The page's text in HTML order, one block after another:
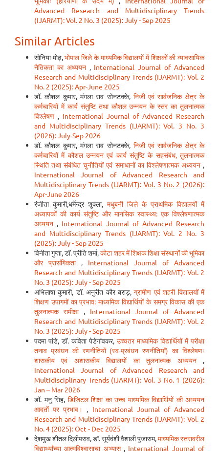
Advanced Research and Multidisciplinary Trends
(IJARMT): Vol. 2 No. 3 (2025): July - Sep 2025
Similar Articles
सोनिया मोढ़,भोपाल जिले के माध्यमिक विद्यालयों में शिक्षकों की व्यावसायिक
नैतिकता का अध्ययन , International Journal of Advanced
Research and Multidisciplinary Trends (IJARMT): Vol. 2
No. 2 (2025): Apr-June 2025
डॉ. कौशल कुमार, मंगला राव सोनटक्के, निजी एवं सार्वजनिक क्षेत्र के
कर्मचारियों में कार्य संतुष्टि तथा कौशल उन्नयन के स्तर का तुलनात्मक
विश्लेषण , International Journal of Advanced Research
and Multidisciplinary Trends (IJARMT): Vol. 3 No. 3
(2026): July-Sep 2026
डॉ. कौशल कुमार, मंगला राव सोनटक्के, निजी एवं सार्वजनिक क्षेत्र के
कर्मचारियों में कौशल उन्नयन एवं कार्य संतुष्टि के सहसंबंध, तुलनात्मक
स्थिति तथा संबंधित चुनौतियों एवं समाधानों का विश्लेषणात्मक अध्ययन ,
International Journal of Advanced Research and
Multidisciplinary Trends (IJARMT): Vol. 3 No. 2 (2026):
Apr-June 2026
रंजीता कुमारी,धर्मेन्द्र शुक्ला, मधुबनी जिले के प्राथमिक विद्यालयों में
अध्यापकों की कार्य संतुष्टि और मानसिक स्वास्थ्य: एक विश्लेषणात्मक
अध्ययन , International Journal of Advanced Research
and Multidisciplinary Trends (IJARMT): Vol. 2 No. 3
(2025): July - Sep 2025
विनीता गुप्ता, डॉ. प्रीति शर्मा,कोटा शहर में शिक्षक शिक्षा संस्थानों की भूमिका
और प्रासंगिकता , International Journal of Advanced
Research and Multidisciplinary Trends (IJARMT): Vol. 2
No. 3 (2025): July - Sep 2025
अभिलाषा कुमारी, डॉ. अनुरीत कौर बराड़,ग्रामीण एवं शहरी विद्यालयों में
शिक्षण उपागमों का प्रभाव: माध्यमिक विद्यार्थियों के समग्र विकास की एक
तुलनात्मक समीक्षा , International Journal of Advanced
Research and Multidisciplinary Trends (IJARMT): Vol. 2
No. 3 (2025): July - Sep 2025
पदमा पांडे, डॉ. कविता पेडेगांवकर, उच्चतर माध्यमिक विद्यार्थियों में परीक्षा
तनाव प्रबंधन की रणनीतियों (स्व-प्रबंधन रणनीतियाँ) का विश्लेषणः
शासकीय एवं अशासकीय विद्यालयों का तुलनात्मक अध्ययन ,
International Journal of Advanced Research and
Multidisciplinary Trends (IJARMT): Vol. 3 No. 1 (2026):
Jan – Mar 2026
डॉ. मनु सिंह, डिजिटल शिक्षा का उच्च माध्यमिक विद्यार्थियों की अध्ययन
आदतों पर प्रभाव। , International Journal of Advanced
Research and Multidisciplinary Trends (IJARMT): Vol. 2
No. 4 (2025): Oct - Dec 2025
देशमुख शीतल दिलीपराव, डॉ. सूर्यवंशी वैशाली पुंजाराम,माध्यमिक स्तरावरील
विद्यार्थ्यांच्या आत्मविश्वासाचा अभ्यास , International Journal of